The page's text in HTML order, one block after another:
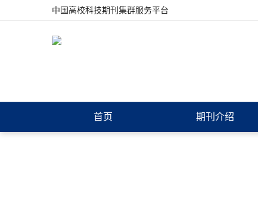
中国高校科技期刊集群服务平台
首页 期刊介绍